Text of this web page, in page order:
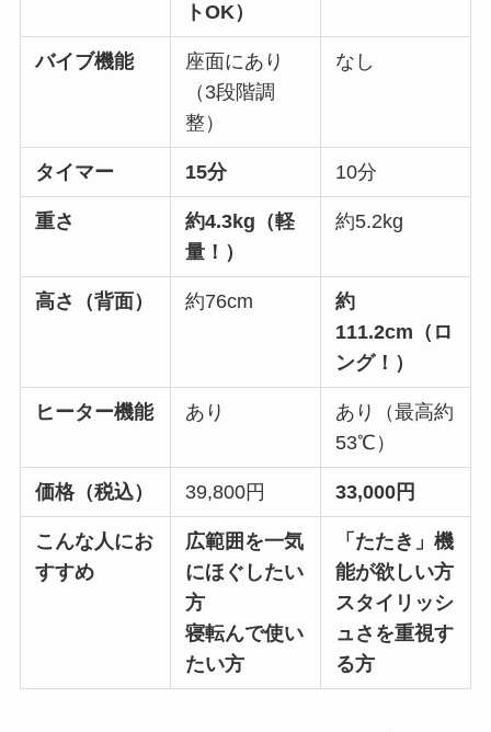
トOK）
バイブ機能
座面にあり
（3段階調
整）
なし
タイマー 15分 10分
重さ
約4.3kg（軽
量！）
約5.2kg
高さ（背面） 約76cm
約
111.2cm（ロ
ング！）
ヒーター機能 あり
あり（最高約
53℃）
価格（税込） 39,800円 33,000円
こんな人にお
すすめ
広範囲を一気
にほぐしたい
方
寝転んで使い
たい方
「たたき」機
能が欲しい方
スタイリッシ
ュさを重視す
る方